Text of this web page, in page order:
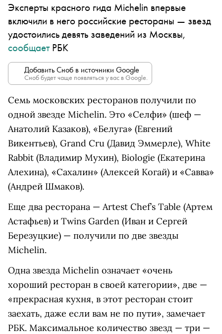
Эксперты красного гида Michelin впервые
включили в него российские рестораны — звезд
удостоились девять заведений из Москвы,
сообщаетРБК
Добавить Сноб в источники Google
Сноб будет чаще появляться у вас в Google.
Семь московских ресторанов получили по
одной звезде Michelin. Это «Селфи» (шеф —
Анатолий Казаков), «Белуга» (Евгений
Викентьев), Grand Cru (Давид Эммерле), White
Rabbit (Владимир Мухин), Biologie (Екатерина
Алехина), «Сахалин» (Алексей Когай) и «Савва»
(Андрей Шмаков).
Еще два ресторана — Artest Chef’s Table (Артем
Астафьев) и Twins Garden (Иван и Сергей
Березуцкие) — получили по две звезды
Michelin.
Одна звезда Michelin означает «очень
хороший ресторан в своей категории», две —
«прекрасная кухня, в этот ресторан стоит
заехать, даже если вам не по пути», замечает
РБК. Максимальное количество звезд — три —